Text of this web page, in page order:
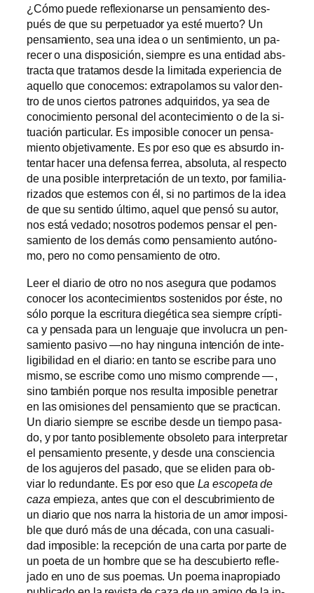
¿Cómo pue­de re­fle­xio­nar­se un pen­sa­mien­to des­
pués de que su per­pe­tua­dor ya es­té muer­to? Un
pen­sa­mien­to, sea una idea o un sen­ti­mien­to, un pa­
re­cer o una dis­po­si­ción, siem­pre es una en­ti­dad abs­
trac­ta que tra­ta­mos des­de la li­mi­ta­da ex­pe­rien­cia de
aque­llo que co­no­ce­mos: ex­tra­po­la­mos su va­lor den­
tro de unos cier­tos pa­tro­nes ad­qui­ri­dos, ya sea de
co­no­ci­mien­to per­so­nal del acon­te­ci­mien­to o de la si­
tua­ción par­ti­cu­lar. Es im­po­si­ble co­no­cer un pen­sa­
mien­to ob­je­ti­va­men­te. Es por eso que es ab­sur­do in­
ten­tar ha­cer una de­fen­sa fe­rrea, ab­so­lu­ta, al res­pec­to
de una po­si­ble in­ter­pre­ta­ción de un tex­to, por fa­mi­lia­
ri­za­dos que es­te­mos con él, si no par­ti­mos de la idea
de que su sen­ti­do úl­ti­mo, aquel que pen­só su au­tor,
nos es­tá ve­da­do; no­so­tros po­de­mos pen­sar el pen­
sa­mien­to de los de­más co­mo pen­sa­mien­to au­tó­no­
mo, pe­ro no co­mo pen­sa­mien­to de otro.
Leer el dia­rio de otro no nos ase­gu­ra que po­da­mos
co­no­cer los acon­te­ci­mien­tos sos­te­ni­dos por és­te, no
só­lo por­que la es­cri­tu­ra die­gé­ti­ca sea siem­pre críp­ti­
ca y pen­sa­da pa­ra un len­gua­je que in­vo­lu­cra un pen­
sa­mien­to pa­si­vo —no hay nin­gu­na in­ten­ción de in­te­
li­gi­bi­li­dad en el dia­rio: en tan­to se es­cri­be pa­ra uno
mis­mo, se es­cri­be co­mo uno mis­mo com­pren­de — ,
sino tam­bién por­que nos re­sul­ta im­po­si­ble pe­ne­trar
en las omi­sio­nes del pen­sa­mien­to que se prac­ti­can.
Un dia­rio siem­pre se es­cri­be des­de un tiem­po pa­sa­
do, y por tan­to po­si­ble­men­te ob­so­le­to pa­ra in­ter­pre­tar
el pen­sa­mien­to pre­sen­te, y des­de una cons­cien­cia
de los agu­je­ros del pa­sa­do, que se eli­den pa­ra ob­
viar lo re­dun­dan­te. Es por eso que La es­co­pe­ta de
ca­za em­pie­za, an­tes que con el des­cu­bri­mien­to de
un dia­rio que nos na­rra la his­to­ria de un amor im­po­si­
ble que du­ró más de una dé­ca­da, con una ca­sua­li­
dad im­po­si­ble: la re­cep­ción de una car­ta por par­te de
un poe­ta de un hom­bre que se ha des­cu­bier­to re­fle­
ja­do en uno de sus poe­mas. Un poe­ma inapro­pia­do